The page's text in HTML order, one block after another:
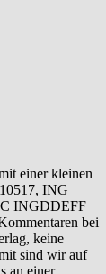
einer kleinen
ING
INGDDEFF
bei
keine
sind wir auf